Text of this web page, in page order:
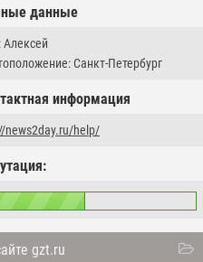
данные
Санкт-Петербург
информация
news2day.ru/help/
gzt.ru